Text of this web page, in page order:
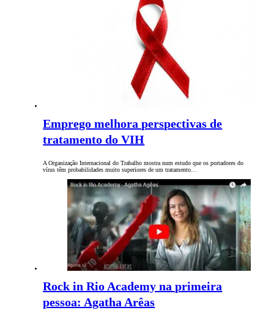
Emprego melhora perspectivas de
tratamento do VIH
A Organização Internacional do Trabalho mostra num estudo que os portadores do
vírus têm probabilidades muito superiores de um tratamento…
Rock in Rio Academy na primeira
pessoa: Agatha Arêas